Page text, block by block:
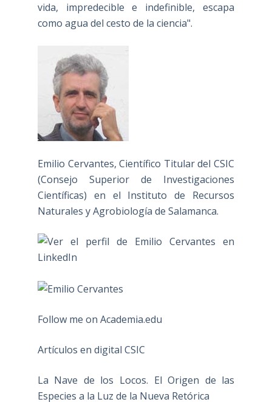
vida, impredecible e indefinible, escapa
como agua del cesto de la ciencia".
Emilio Cervantes, Científico Titular del CSIC
(Consejo Superior de Investigaciones
Científicas) en el Instituto de Recursos
Naturales y Agrobiología de Salamanca.
Follow me on Academia.edu
Artículos en digital CSIC
La Nave de los Locos. El Origen de las
Especies a la Luz de la Nueva Retórica